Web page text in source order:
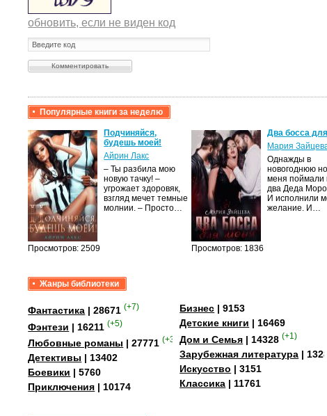
обновить, если не виден код
Популярные книги за неделю
Просмотров: 2509
Подчиняйся,
будешь моей!
Айрин Лакс
– Ты разбила мою
новую тачку! –
угрожает здоровяк,
взгляд мечет темные
молнии. – Просто…
Просмотров: 1836
Два босса
Мария
Однажды в
новогоднюю
меня поймали
два Деда
И исполнили
желание. И…
Жанры библиотеки
Фантастика | 28671 (+7)
Фэнтези | 16211 (+5)
Любовные романы | 27771 (+35)
Детективы | 13402
Боевики | 5760
Приключения | 10174
Бизнес | 9153
Детские книги | 16469
Дом и Семья | 14328 (+1)
Зарубежная литература |
Искусство | 3151
Классика | 11761